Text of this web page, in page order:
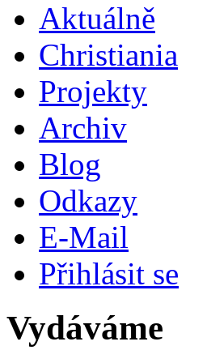
Aktuálně
Christiania
Projekty
Archiv
Blog
Odkazy
E-Mail
Přihlásit se
Vydáváme